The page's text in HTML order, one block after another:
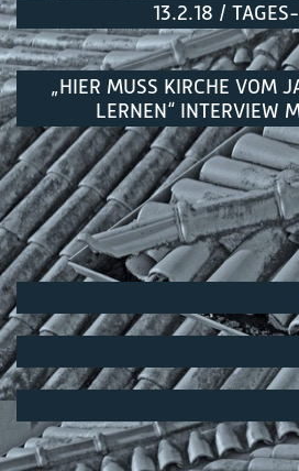
13.2.18 /
„HIER MUSS KIRCHE VOM
LERNEN“ INTERVIEW